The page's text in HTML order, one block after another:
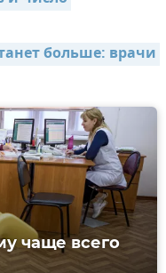
больше: врачи
чаще всего